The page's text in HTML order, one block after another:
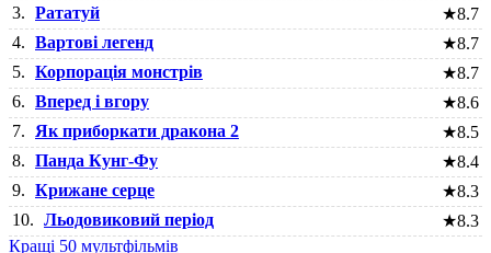
3. Рататуй ★8.7
4. Вартові легенд ★8.7
5. Корпорація монстрів ★8.7
6. Вперед і вгору ★8.6
7.
Як приборкати дракона 2 ★8.5
8. Панда Кунг-Фу ★8.4
9. Крижане серце ★8.3
10. Льодовиковий період ★8.3
Кращі 50 мультфільмів